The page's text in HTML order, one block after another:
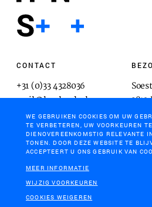
CONTACT
+31 (0)33 4328036
mail@hnsland.nl
3812
POSTADRES
Postbus 1603
3800 BP
Amersfoort
WE GEBRUIKEN COOKIES OM UW
TE VERBETEREN, UW VOORKEUREN
DIENOVEREENKOMSTIG RELEVANTE
TONEN. DOOR DEZE WEBSITE TE
ACCEPTEERT U ONS GEBRUIK VAN
MEER INFORMATIE
WIJZIG VOORKEUREN
COOKIES WEIGEREN